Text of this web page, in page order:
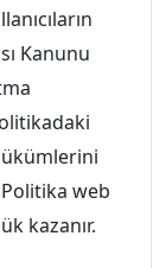
Kanunu
web
kazanır.